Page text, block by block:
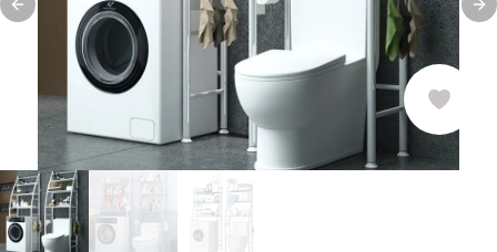
Previous slide